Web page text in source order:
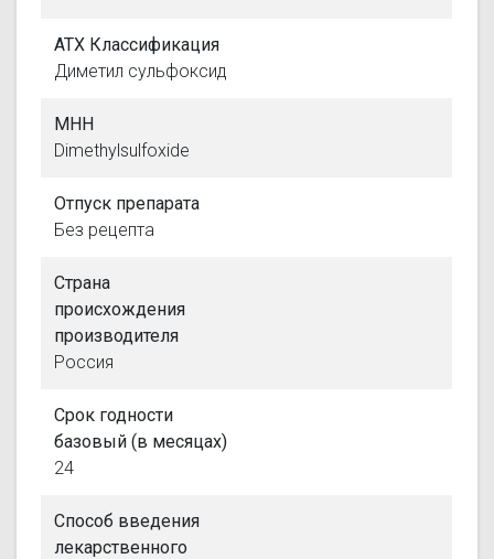
АТХ Классификация
Диметил сульфоксид
МНН
Dimethylsulfoxide
Отпуск препарата
Без рецепта
Страна
происхождения
производителя
Россия
Срок годности
базовый (в месяцах)
24
Способ введения
лекарственного